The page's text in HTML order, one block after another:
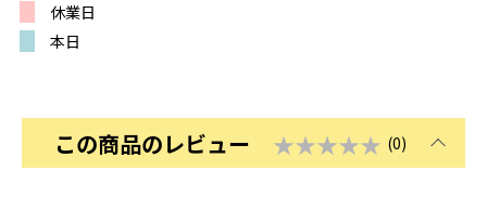
休業日
本日
この商品のレビュー ★★★★★ (0)